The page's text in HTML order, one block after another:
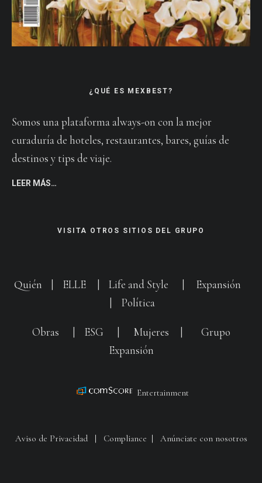
¿QUÉ ES MEXBEST?
Somos una plataforma always-on con la mejor
curaduría de hoteles, restaurantes, bares, guías de
destinos y tips de viaje.
LEER MÁS…
VISITA OTROS SITIOS DEL GRUPO
Quién ELLE Life and Style
Expansión
Política
Obras ESG Mujeres
Grupo
Expansión
Entertainment
Aviso de Privacidad| Compliance Anúnciate con nosotros